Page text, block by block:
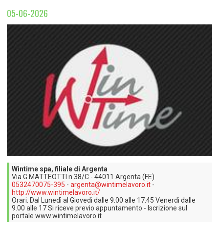
Coordinamento Provinciale Ferrarese Informagiovani
SOCIALE
05-06-2026
Wintime spa, filiale di Argenta
Via G.MATTEOTTI n 38/C - 44011 Argenta (FE)
0532470075-395 -argenta@wintimelavoro.it -
http://www.wintimelavoro.it/
Orari: Dal Lunedì al Giovedì dalle 9.00 alle 17.45 Venerdì dalle
9.00 alle 17 Si riceve previo appuntamento - Iscrizione sul
portale www.wintimelavoro.it